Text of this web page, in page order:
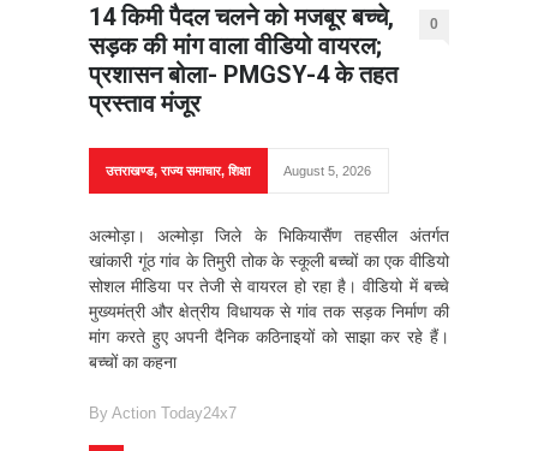
14 किमी पैदल चलने को मजबूर बच्चे,
सड़क की मांग वाला वीडियो वायरल;
प्रशासन बोला- PMGSY-4 के तहत
प्रस्ताव मंजूर
0
उत्तराखण्ड,राज्य समाचार,शिक्षा August 5, 2026
अल्मोड़ा। अल्मोड़ा जिले के भिकियासैंण तहसील अंतर्गत
खांकारी गूंठ गांव के तिमुरी तोक के स्कूली बच्चों का एक वीडियो
सोशल मीडिया पर तेजी से वायरल हो रहा है। वीडियो में बच्चे
मुख्यमंत्री और क्षेत्रीय विधायक से गांव तक सड़क निर्माण की
मांग करते हुए अपनी दैनिक कठिनाइयों को साझा कर रहे हैं।
बच्चों का कहना
By Action Today24x7